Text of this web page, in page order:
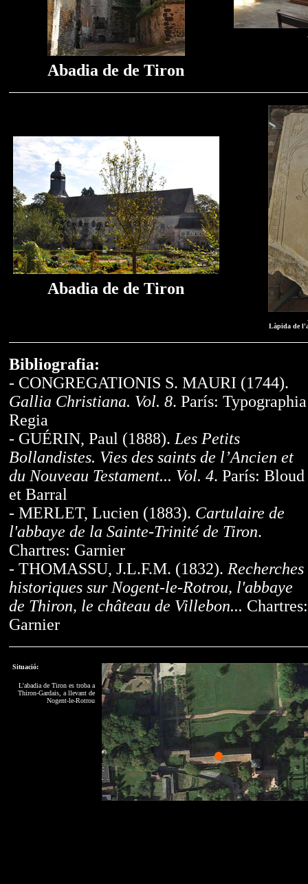
Abadia de de Tiron
Abadia de de Tiron
Làpida de
Bibliografia:
- CONGREGATIONIS S. MAURI (1744).
Gallia Christiana. Vol. 8. París: Typographia
Regia
- GUÉRIN, Paul (1888). Les Petits
Bollandistes. Vies des saints de l’Ancien et
du Nouveau Testament... Vol. 4. París: Bloud
et Barral
- MERLET, Lucien (1883). Cartulaire de
l'abbaye de la Sainte-Trinité de Tiron.
Chartres: Garnier
- THOMASSU, J.L.F.M. (1832). Recherches
historiques sur Nogent-le-Rotrou, l'abbaye
de Thiron, le château de Villebon... Chartres:
Garnier
Situació:
L'abadia de Tiron es troba a
Thiron-Gardais, a llevant de
Nogent-le-Rotrou